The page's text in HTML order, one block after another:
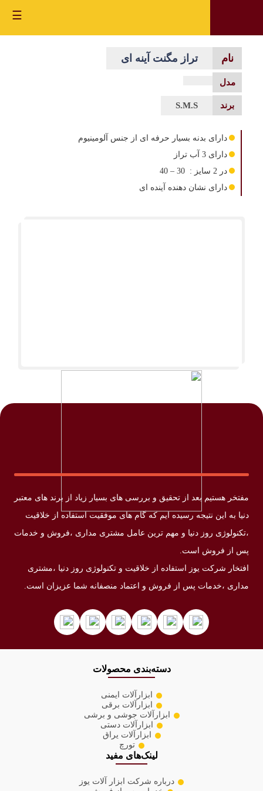
☰
تراز مگنت آینه ای
S.M.S
دارای بدنه بسیار حرفه ای از جنس آلومینیوم
دارای 3 آب تراز
در 2 سایز : 30 – 40
دارای نشان دهنده آینده ای
مفتخر هستیم بعد از تحقیق و بررسی های بسیار زیاد از برند های معتبر
دنیا به این نتیجه رسیده ایم که گام های موفقیت استفاده از خلاقیت
،تکنولوژی روز دنیا و مهم ترین عامل مشتری مداری ،فروش و خدمات
پس از فروش است.
افتخار شرکت یوز استفاده از خلاقیت و تکنولوژی روز دنیا ،مشتری
مداری ،خدمات پس از فروش و اعتماد منصفانه شما عزیزان است.
دسته‌بندی محصولات
ابزارآلات ایمنی
ابزارآلات برقی
ابزارآلات جوشی و برشی
ابزارآلات دستی
ابزارآلات یراق
تورچ
لینک‌های مفید
درباره شرکت ابزار آلات یوز